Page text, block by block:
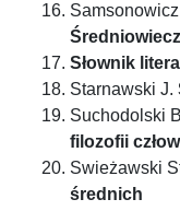
Słownik
Starnawski J.
Suchodolski
filozofii
Swieżawski
średnich